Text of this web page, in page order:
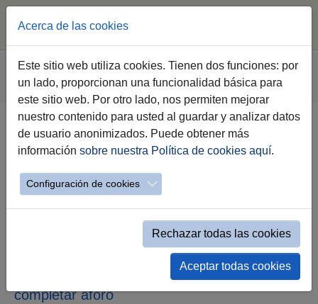
Saltar al contenido principal
Estás aquí:
Jerez.es Webs Municipales
Cultura
Detalle Noticias Cultura
El XII Festival Internacional de
Música Antigua de Jerez arranca
este sábado en los Claustros y se
Francisco Zurita destaca el valor del
patrimonio musical con una programación
que acerca la música antigua a todos los
públicos con conciertos de acceso libre hasta
completar aforo
Acerca de las cookies
Este sitio web utiliza cookies. Tienen dos funciones: por
un lado, proporcionan una funcionalidad básica para
este sitio web. Por otro lado, nos permiten mejorar
nuestro contenido para usted al guardar y analizar datos
de usuario anonimizados. Puede obtener más
información sobre nuestra Política de cookies aquí.
Configuración de cookies
Rechazar todas las cookies
Aceptar todas cookies